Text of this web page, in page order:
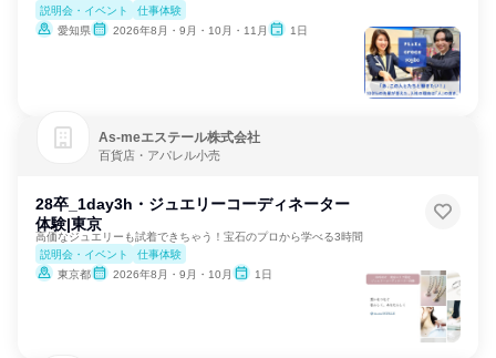
説明会・イベント
仕事体験
愛知県
2026年8月・9月・10月・11月 1日
As‐meエステール株式会社
百貨店・アパレル小売
28卒_1day3h・ジュエリーコーディネーター
体験|東京
高価なジュエリーも試着できちゃう！宝石のプロから学べる3時間
説明会・イベント
仕事体験
東京都
2026年8月・9月・10月 1日